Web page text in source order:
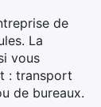
de
La
vous
: transport
de bureaux.